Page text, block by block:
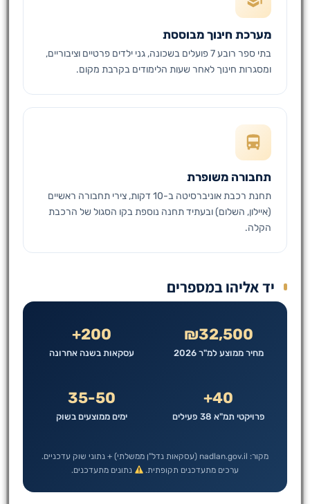
מערכת חינוך מבוססת
בתי ספר רובע 7 פועלים בשכונה, גני ילדים פרטיים וציבוריים,
ומסגרות חינוך לאחר שעות הלימודים בקרבת מקום.
תחבורה משופרת
תחנת רכבת אוניברסיטה ב-10 דקות, צירי תחבורה ראשיים
(איילון, השלום) ובעתיד תחנה נוספת בקו הסגול של הרכבת
הקלה.
יד אליהו במספרים
₪32,500
מחיר ממוצע למ"ר 2026
200+
עסקאות בשנה אחרונה
40+
פרויקטי תמ"א 38 פעילים
35-50
ימים ממוצעים בשוק
מקור: nadlan.gov.il (עסקאות נדל"ן ממשלתי) + נתוני שוק עדכניים.
ערכים מתעדכנים תקופתית.
נתונים מתעדכנים.